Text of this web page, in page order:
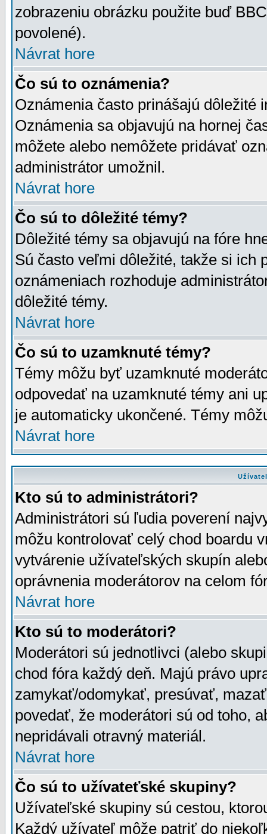
zobrazeniu obrázku použite buď
povolené).
Návrat hore
Čo sú to oznámenia?
Oznámenia často prinášajú dôležité
Oznámenia sa objavujú na hornej
môžete alebo nemôžete pridávať
administrátor umožnil.
Návrat hore
Čo sú to dôležité témy?
Dôležité témy sa objavujú na fóre
Sú často veľmi dôležité, takže si ich
oznámeniach rozhoduje
dôležité témy.
Návrat hore
Čo sú to uzamknuté témy?
Témy môžu byť uzamknuté
odpovedať na uzamknuté témy ani
je automaticky ukončené. Témy
Návrat hore
Kto sú to administrátori?
Administrátori sú ľudia poverení
môžu kontrolovať celý chod boardu
vytvárenie užívateľských skupín
oprávnenia moderátorov na celom
Návrat hore
Kto sú to moderátori?
Moderátori sú jednotlivci (alebo
chod fóra každý deň. Majú právo
zamykať/odomykať, presúvať,
povedať, že moderátori sú od toho,
nepridávali otravný materiál.
Návrat hore
Čo sú to užívateťské skupiny?
Užívateľské skupiny sú cestou,
Každý užívateľ môže patriť do